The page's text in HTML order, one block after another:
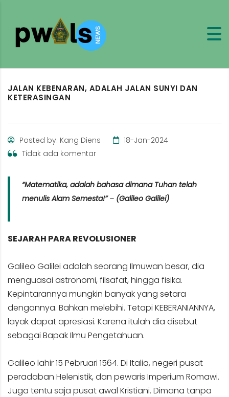
JALAN KEBENARAN, ADALAH JALAN SUNYI DAN
KETERASINGAN
Posted by: Kang Diens
18-Jan-2024
Tidak ada komentar
“Matematika, adalah bahasa dimana Tuhan telah
menulis Alam Semesta!”– (Galileo Galilei)
SEJARAH PARA REVOLUSIONER
Galileo Galilei adalah seorang Ilmuwan besar, dia
menguasai astronomi, filsafat, hingga fisika.
Kepintarannya mungkin banyak yang setara
dengannya. Bahkan melebihi. Tetapi KEBERANIANNYA,
layak dapat apresiasi. Karena itulah dia disebut
sebagai Bapak Ilmu Pengetahuan.
Galileo lahir 15 Pebruari 1564. Di Italia, negeri pusat
peradaban Helenistik, dan pewaris Imperium Romawi.
Juga tentu saja pusat awal Kristiani. Dimana tanpa